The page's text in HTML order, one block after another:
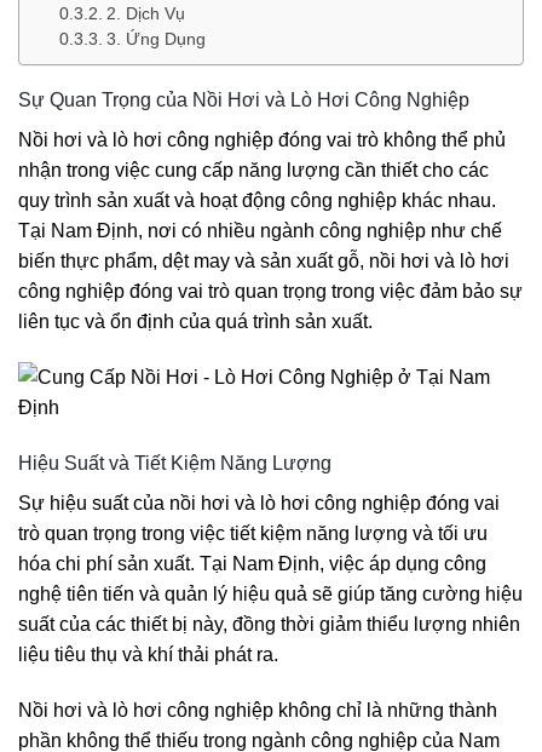
2. Dịch Vụ
3. Ứng Dụng
Sự Quan Trọng của Nồi Hơi và Lò Hơi Công Nghiệp
Nồi hơi và lò hơi công nghiệp đóng vai trò không thể phủ
nhận trong việc cung cấp năng lượng cần thiết cho các
quy trình sản xuất và hoạt động công nghiệp khác nhau.
Tại Nam Định, nơi có nhiều ngành công nghiệp như chế
biến thực phẩm, dệt may và sản xuất gỗ, nồi hơi và lò hơi
công nghiệp đóng vai trò quan trọng trong việc đảm bảo sự
liên tục và ổn định của quá trình sản xuất.
Hiệu Suất và Tiết Kiệm Năng Lượng
Sự hiệu suất của nồi hơi và lò hơi công nghiệp đóng vai
trò quan trọng trong việc tiết kiệm năng lượng và tối ưu
hóa chi phí sản xuất. Tại Nam Định, việc áp dụng công
nghệ tiên tiến và quản lý hiệu quả sẽ giúp tăng cường hiệu
suất của các thiết bị này, đồng thời giảm thiểu lượng nhiên
liệu tiêu thụ và khí thải phát ra.
Nồi hơi và lò hơi công nghiệp không chỉ là những thành
phần không thể thiếu trong ngành công nghiệp của Nam